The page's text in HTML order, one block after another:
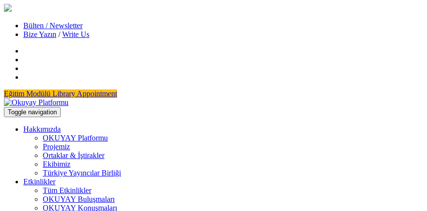
Bülten / Newsletter
Bize Yazın /Write Us
Eğitim Modülü Library Appointment
Toggle navigation
Hakkımızda
OKUYAY Platformu
Projemiz
Ortaklar & İştirakler
Ekibimiz
Türkiye Yayıncılar Birliği
Etkinlikler
Tüm Etkinlikler
OKUYAY Buluşmaları
OKUYAY Konuşmaları